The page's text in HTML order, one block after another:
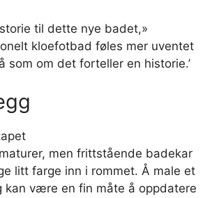
til dette nye badet,»
kloefotbad føles mer uventet
som om det forteller en historie.’
men frittstående badekar
litt farge inn i rommet. Å male et
være en fin måte å oppdatere